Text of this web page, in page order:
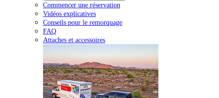
Commencer une réservation
Vidéos explicatives
Conseils pour le remorquage
FAQ
Attaches et accessoires